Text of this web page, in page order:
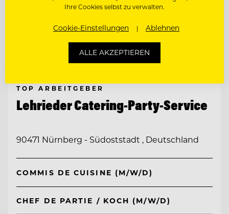
TOP ARBEITGEBER
Lehrieder Catering-Party-Service
90471 Nürnberg - Südoststadt , Deutschland
COMMIS DE CUISINE (M/W/D)
CHEF DE PARTIE / KOCH (M/W/D)
Ihre Cookies selbst zu verwalten.
Cookie-Einstellungen Ablehnen
ALLE AKZEPTIEREN